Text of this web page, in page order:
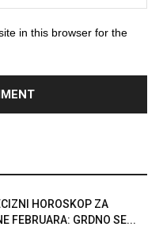
in this browser for the
HOROSKOP ZA
FEBRUARA: GRDNO SE...